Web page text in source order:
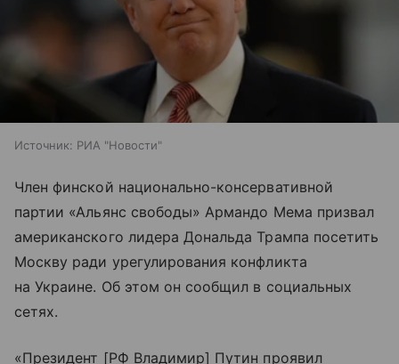
Источник: РИА "Новости"
Член финской национально-консервативной
партии «Альянс свободы» Армандо Мема призвал
американского лидера Дональда Трампа посетить
Москву ради урегулирования конфликта
на Украине. Об этом он сообщил в социальных
сетях.
«Президент [РФ Владимир] Путин проявил